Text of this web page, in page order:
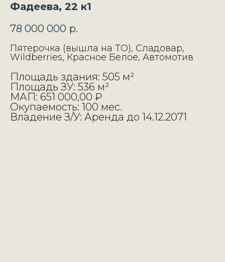
Фадеева, 22 к1
78 000 000 р.
Пятерочка (вышла на ТО), Сладовар,
Wildberries, Красное Белое, Автомотив
Площадь здания: 505 м²
Площадь ЗУ: 536 м²
МАП: 651 000,00 ₽
Окупаемость: 100 мес.
Владение З/У: Аренда до 14.12.2071